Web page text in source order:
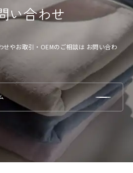
い合わせ
せやお取引・OEMのご相談は お問い合わ